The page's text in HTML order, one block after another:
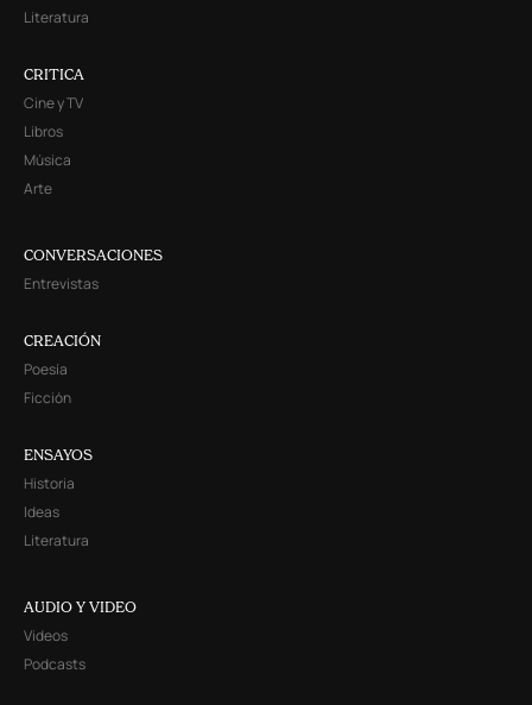
Literatura
CRITICA
Cine y TV
Libros
Música
Arte
CONVERSACIONES
Entrevistas
CREACIÓN
Poesía
Ficción
ENSAYOS
Historia
Ideas
Literatura
AUDIO Y VIDEO
Videos
Podcasts